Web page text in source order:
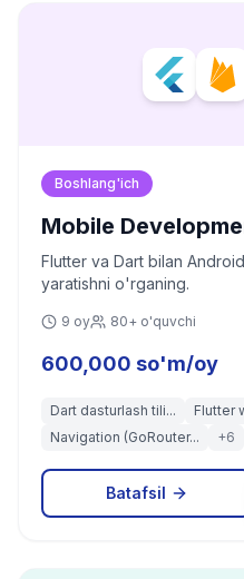
Boshlang'ich
Mobile
Flutter va Dart bilan
yaratishni o'rganing.
9 oy 80+ o'quvchi
600,000 so'm/oy
Dart dasturlash tili...
Flutter
Navigation (GoRouter...
+6
Batafsil